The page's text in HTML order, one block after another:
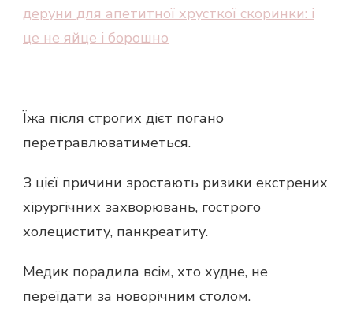
деруни для апетитної хрусткої скоринки: і
це не яйце і борошно
Їжа після строгих дієт погано
перетравлюватиметься.
З цієї причини зростають ризики екстрених
хірургічних захворювань, гострого
холециститу, панкреатиту.
Медик порадила всім, хто худне, не
переїдати за новорічним столом.